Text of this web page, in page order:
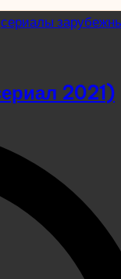
сериалы
2021)